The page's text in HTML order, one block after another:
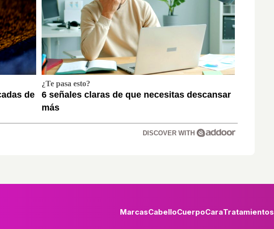
de
¿Te pasa esto?
6 señales claras de que necesitas descansar
más
DISCOVER WITH
MarcasCabelloCuerpoCaraTratamientos